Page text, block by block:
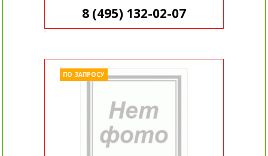
8 (495) 132-02-07
ПО ЗАПРОСУ